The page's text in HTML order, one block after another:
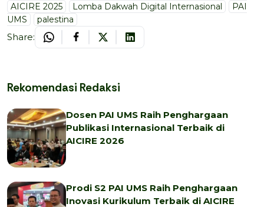
AICIRE 2025 Lomba Dakwah Digital Internasional
PAI
UMS
palestina
Share:
Rekomendasi Redaksi
Dosen PAI UMS Raih Penghargaan
Publikasi Internasional Terbaik di
AICIRE 2026
Prodi S2 PAI UMS Raih Penghargaan
Inovasi Kurikulum Terbaik di AICIRE